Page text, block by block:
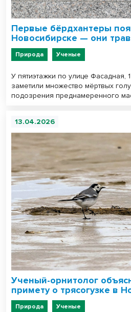
Первые бёрдхантеры
Новосибирске — они
Природа Ученые
У пятиэтажки по улице Фасадная,
заметили множество мёртвых
подозрения преднамеренного
13.04.2026
Ученый-орнитолог
примету о трясогузке в
Природа Ученые